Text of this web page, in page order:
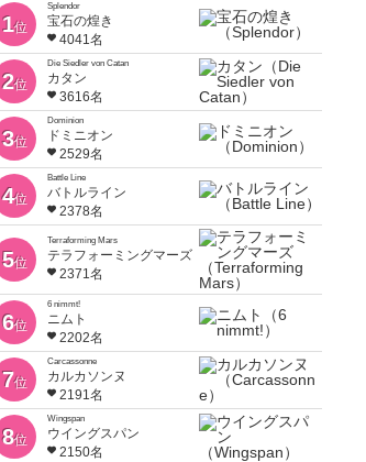
1位
Splendor
宝石の煌き
4041名
2位
Die Siedler von Catan
カタン
3616名
3位
Dominion
ドミニオン
2529名
4位
Battle Line
バトルライン
2378名
5位
Terraforming Mars
テラフォーミングマーズ
2371名
6位
6 nimmt!
ニムト
2202名
7位
Carcassonne
カルカソンヌ
2191名
8位
Wingspan
ウイングスパン
2150名